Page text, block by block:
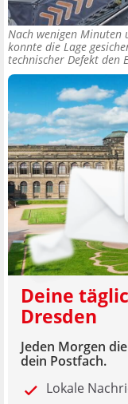
Nach wenigen Minuten
konnte die Lage
technischer Defekt den
Deine
Dresden
Jeden Morgen
dein Postfach.
Lokale